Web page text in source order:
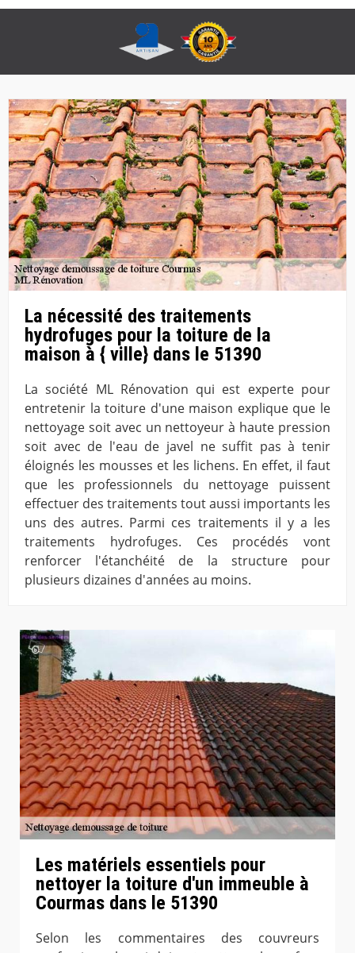
La nécessité des traitements
hydrofuges pour la toiture de la
maison à { ville} dans le 51390
La société ML Rénovation qui est experte pour
entretenir la toiture d'une maison explique que le
nettoyage soit avec un nettoyeur à haute pression
soit avec de l'eau de javel ne suffit pas à tenir
éloignés les mousses et les lichens. En effet, il faut
que les professionnels du nettoyage puissent
effectuer des traitements tout aussi importants les
uns des autres. Parmi ces traitements il y a les
traitements hydrofuges. Ces procédés vont
renforcer l'étanchéité de la structure pour
plusieurs dizaines d'années au moins.
Les matériels essentiels pour
nettoyer la toiture d'un immeuble à
Courmas dans le 51390
Selon les commentaires des couvreurs